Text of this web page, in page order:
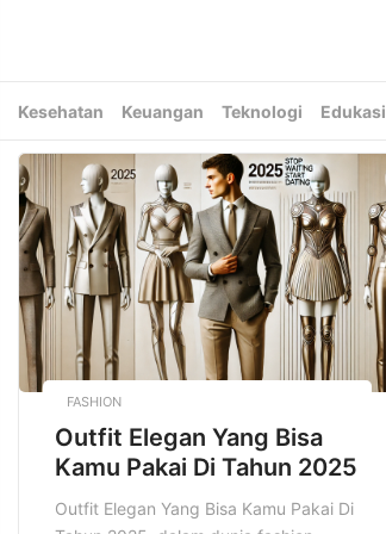
Kesehatan Keuangan Teknologi Edukasi
FASHION
Outfit Elegan Yang Bisa
Kamu Pakai Di Tahun 2025
Outfit Elegan Yang Bisa Kamu Pakai Di